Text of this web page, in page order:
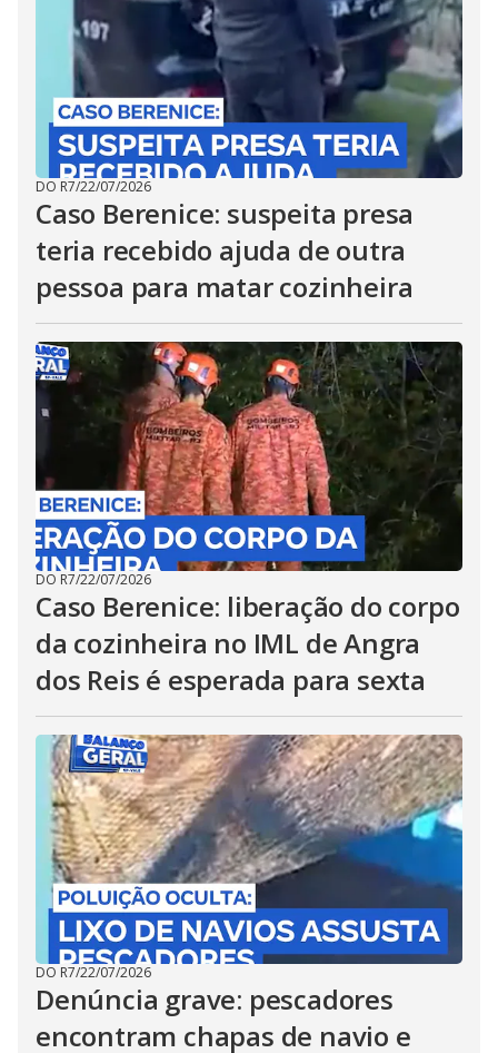
DO R7/22/07/2026
Caso Berenice: suspeita presa
teria recebido ajuda de outra
pessoa para matar cozinheira
DO R7/22/07/2026
Caso Berenice: liberação do corpo
da cozinheira no IML de Angra
dos Reis é esperada para sexta
DO R7/22/07/2026
Denúncia grave: pescadores
encontram chapas de navio e